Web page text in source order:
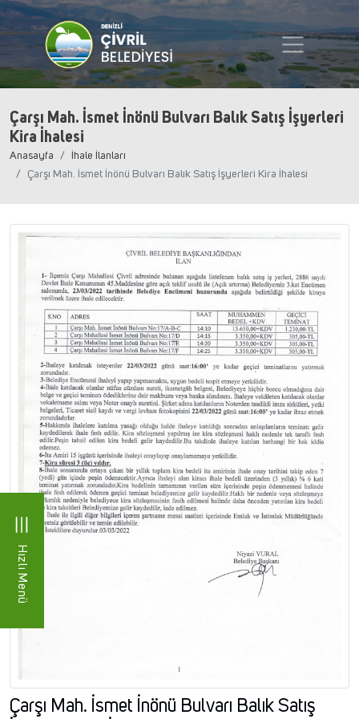
Hızlı Menü
Çarşı Mah. İsmet İnönü Bulvarı Balık Satış İşyerleri
Kira İhalesi
Anasayfa
İhale İlanları
Çarşı Mah. İsmet İnönü Bulvarı Balık Satış İşyerleri Kira İhalesi
Çarşı Mah. İsmet İnönü Bulvarı Balık Satış